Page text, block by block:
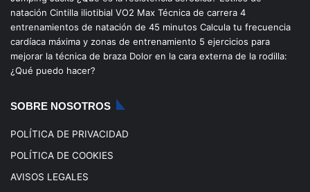
b
o
u
b
a
g
o
k
natación Cintilla iliotibial VO2 Max Técnica de carrera 4
entrenamientos de natación de 45 minutos Calcula tu frecuencia
cardíaca máxima y zonas de entrenamiento 5 ejercicios para
mejorar la técnica de braza Dolor en la cara externa de la rodilla:
¿Qué puedo hacer?
SOBRE NOSOTROS
POLÍTICA DE PRIVACIDAD
POLÍTICA DE COOKIES
AVISOS LEGALES